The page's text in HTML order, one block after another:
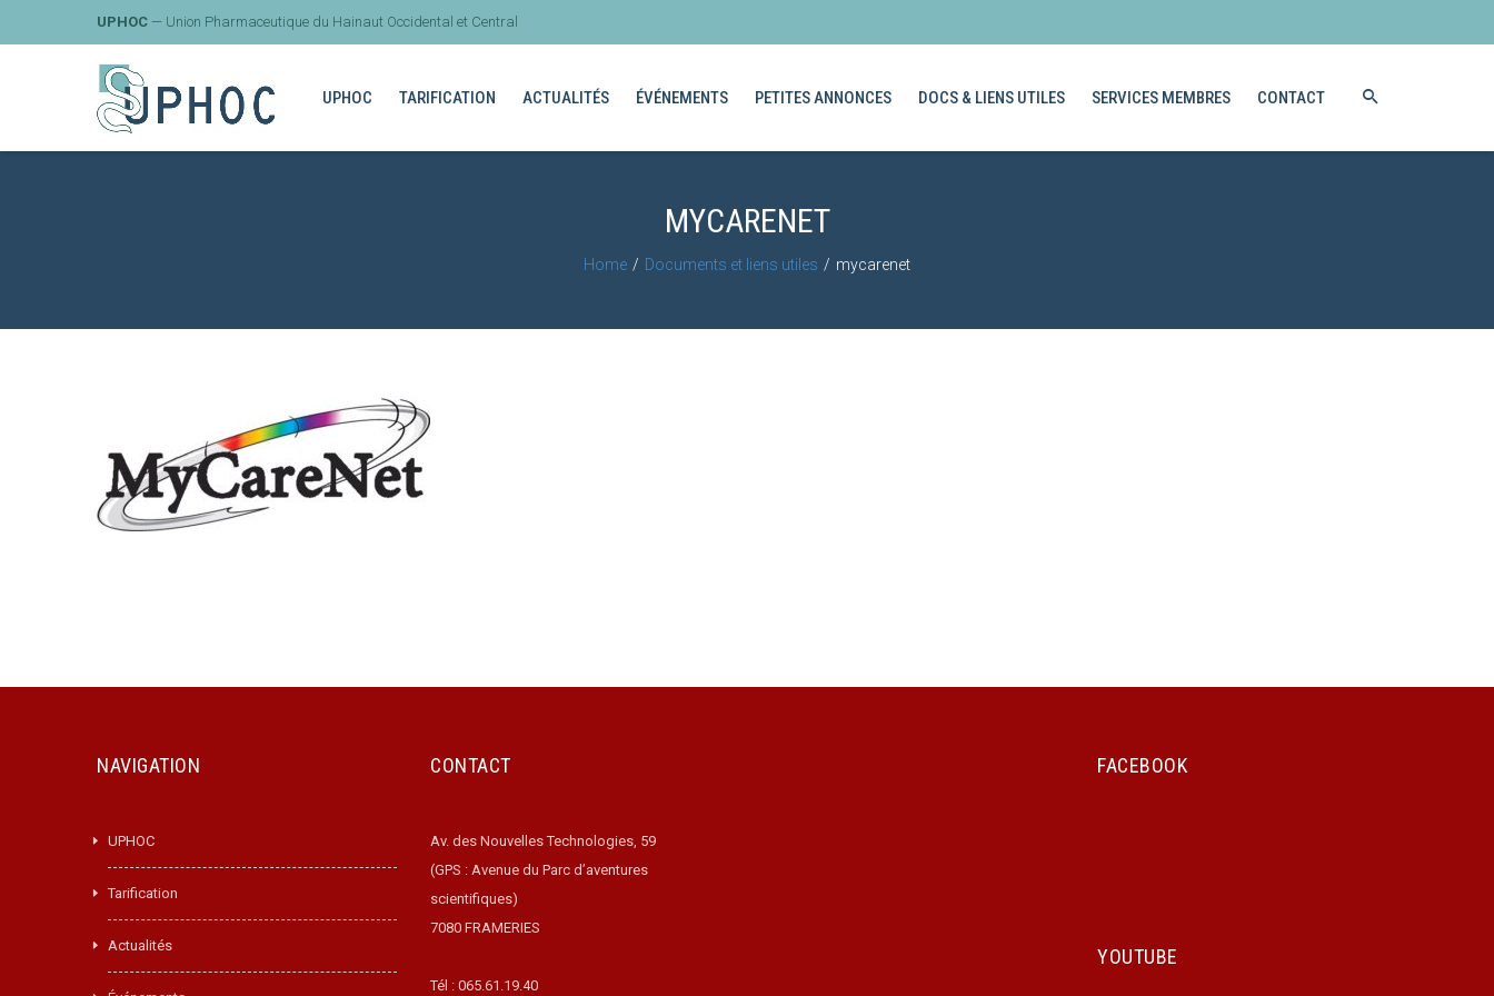
UPHOC — Union Pharmaceutique du Hainaut Occidental et Central
UPHOC TARIFICATION ACTUALITÉS ÉVÉNEMENTS PETITES ANNONCES DOCS & LIENS UTILES SERVICES MEMBRES CONTACT
MYCARENET
Home Documents et liens utiles mycarenet
NAVIGATION
UPHOC
Tarification
Actualités
CONTACT
Av. des Nouvelles Technologies, 59
(GPS : Avenue du Parc d’aventures
scientifiques)
7080 FRAMERIES
Tél : 065.61.19.40
FACEBOOK
YOUTUBE